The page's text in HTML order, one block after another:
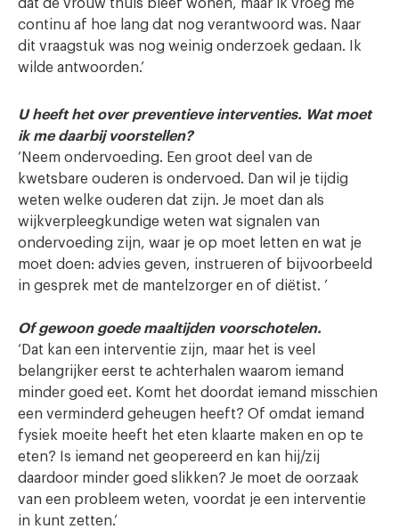
dat de vrouw thuis bleef wonen, maar ik vroeg me
continu af hoe lang dat nog verantwoord was. Naar
dit vraagstuk was nog weinig onderzoek gedaan. Ik
wilde antwoorden.’
U heeft het over preventieve interventies. Wat moet
ik me daarbij voorstellen?
‘Neem ondervoeding. Een groot deel van de
kwetsbare ouderen is ondervoed. Dan wil je tijdig
weten welke ouderen dat zijn. Je moet dan als
wijkverpleegkundige weten wat signalen van
ondervoeding zijn, waar je op moet letten en wat je
moet doen: advies geven, instrueren of bijvoorbeeld
in gesprek met de mantelzorger en of diëtist. ’
Of gewoon goede maaltijden voorschotelen.
‘Dat kan een interventie zijn, maar het is veel
belangrijker eerst te achterhalen waarom iemand
minder goed eet. Komt het doordat iemand misschien
een verminderd geheugen heeft? Of omdat iemand
fysiek moeite heeft het eten klaarte maken en op te
eten? Is iemand net geopereerd en kan hij/zij
daardoor minder goed slikken? Je moet de oorzaak
van een probleem weten, voordat je een interventie
in kunt zetten.’